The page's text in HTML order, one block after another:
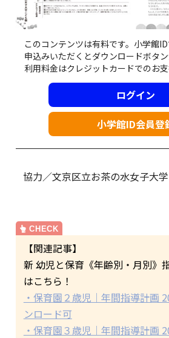
このコンテンツは有料です。小学館
申込みいただくとダウンロードボタ
利用料金はクレジットカードでのお支
ログイン
小学館ID会員登
協力／文京区立お茶の水女子大
【関連記事】
新 幼児と保育《年齢別・月別》
はこちら！
・保育園２歳児｜年間指導計画
ンロード可
・保育園３歳児｜年間指導計画